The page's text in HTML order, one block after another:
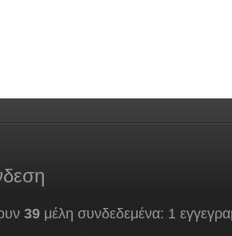
39μέλη συνδεδεμένα: 1